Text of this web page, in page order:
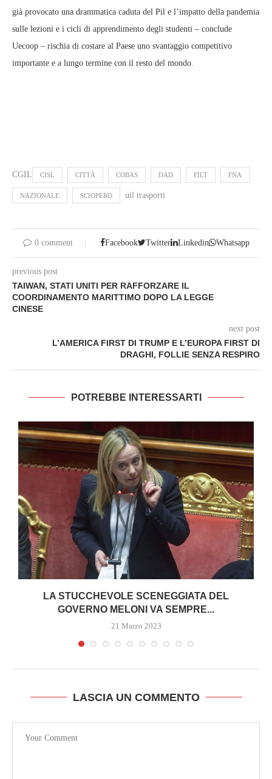
già provocato una drammatica caduta del Pil e l’impatto della pandemia
sulle lezioni e i cicli di apprendimento degli studenti – conclude
Uecoop – rischia di costare al Paese uno svantaggio competitivo
importante e a lungo termine con il resto del mondo.
CGIL CISL CITTÀ COBAS DAD FILT FNA
NAZIONALE SCIOPERO uil trasporti
0 comment Facebook Twitter Linkedin Whatsapp
previous post
TAIWAN, STATI UNITI PER RAFFORZARE IL
COORDINAMENTO MARITTIMO DOPO LA LEGGE
CINESE
next post
L’AMERICA FIRST DI TRUMP E L’EUROPA FIRST DI
DRAGHI, FOLLIE SENZA RESPIRO
POTREBBE INTERESSARTI
LA STUCCHEVOLE SCENEGGIATA DEL
GOVERNO MELONI VA SEMPRE...
21 Marzo 2023
LASCIA UN COMMENTO